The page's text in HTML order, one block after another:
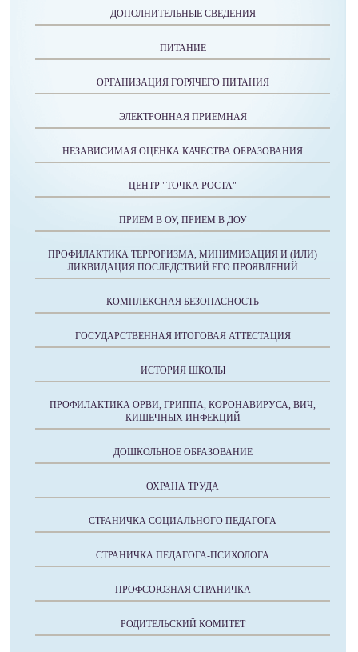
ДОПОЛНИТЕЛЬНЫЕ СВЕДЕНИЯ
ПИТАНИЕ
ОРГАНИЗАЦИЯ ГОРЯЧЕГО ПИТАНИЯ
ЭЛЕКТРОННАЯ ПРИЕМНАЯ
НЕЗАВИСИМАЯ ОЦЕНКА КАЧЕСТВА ОБРАЗОВАНИЯ
ЦЕНТР "ТОЧКА РОСТА"
ПРИЕМ В ОУ, ПРИЕМ В ДОУ
ПРОФИЛАКТИКА ТЕРРОРИЗМА, МИНИМИЗАЦИЯ И (ИЛИ)
ЛИКВИДАЦИЯ ПОСЛЕДСТВИЙ ЕГО ПРОЯВЛЕНИЙ
КОМПЛЕКСНАЯ БЕЗОПАСНОСТЬ
ГОСУДАРСТВЕННАЯ ИТОГОВАЯ АТТЕСТАЦИЯ
ИСТОРИЯ ШКОЛЫ
ПРОФИЛАКТИКА ОРВИ, ГРИППА, КОРОНАВИРУСА, ВИЧ,
КИШЕЧНЫХ ИНФЕКЦИЙ
ДОШКОЛЬНОЕ ОБРАЗОВАНИЕ
ОХРАНА ТРУДА
СТРАНИЧКА СОЦИАЛЬНОГО ПЕДАГОГА
СТРАНИЧКА ПЕДАГОГА-ПСИХОЛОГА
ПРОФСОЮЗНАЯ СТРАНИЧКА
РОДИТЕЛЬСКИЙ КОМИТЕТ